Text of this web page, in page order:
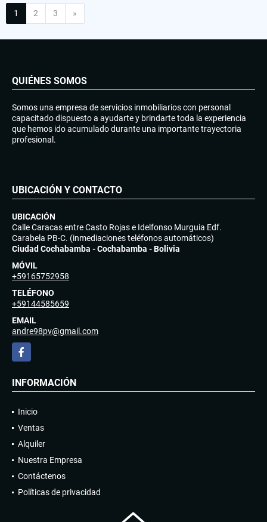
1 2 3 »
QUIÉNES SOMOS
Somos una empresa de servicios inmobiliarios con personal
capacitado dispuesto a ayudarte y brindarte toda la experiencia
que hemos ido acumulado durante una importante trayectoria
profesional.
UBICACIÓN Y CONTACTO
UBICACIÓN
Calle Caracas entre Casto Rojas e Idelfonso Murguia Edf.
Carabela PB-C. (inmediaciones teléfonos automáticos)
Ciudad Cochabamba - Cochabamba - Bolivia
MÓVIL
+59165752958
TELÉFONO
+59144585659
EMAIL
andre98pv@gmail.com
Facebook
INFORMACIÓN
Inicio
Ventas
Alquiler
Nuestra Empresa
Contáctenos
Políticas de privacidad